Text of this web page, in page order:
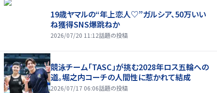
19歳ヤマルの“年上恋人♡”ガルシア、50万いい
ね獲得SNS爆跳ねか
2026/07/20 11:12話題の投稿
競泳チーム「TASC」が挑む2028年ロス五輪への
道。堀之内コーチの人間性に惹かれて結成
2026/07/17 06:06話題の投稿